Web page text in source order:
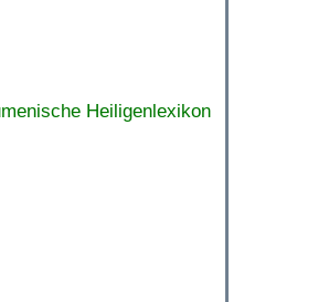
Heiligenlexikon